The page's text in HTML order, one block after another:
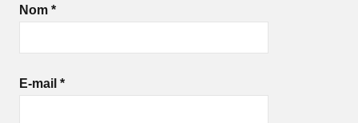
Nom *
E-mail *